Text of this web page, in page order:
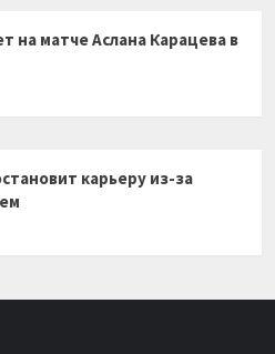
на матче Аслана Карацева в
карьеру из-за